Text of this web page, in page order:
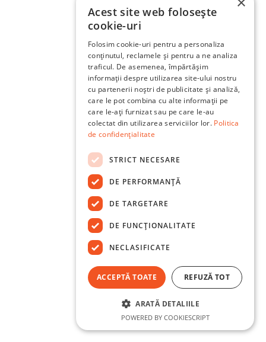
Acest site web folosește
cookie-uri
Folosim cookie-uri pentru a personaliza
conținutul, reclamele și pentru a ne analiza
traficul. De asemenea, împărtășim
informații despre utilizarea site-ului nostru
cu partenerii noștri de publicitate și analiză,
care le pot combina cu alte informații pe
care le-ați furnizat sau pe care le-au
colectat din utilizarea serviciilor lor. Politica
de confidențialitate
STRICT NECESARE
DE PERFORMANȚĂ
DE TARGETARE
DE FUNCŢIONALITATE
NECLASIFICATE
ACCEPTĂ TOATE REFUZĂ TOT
ARATĂ DETALIILE
POWERED BY COOKIESCRIPT